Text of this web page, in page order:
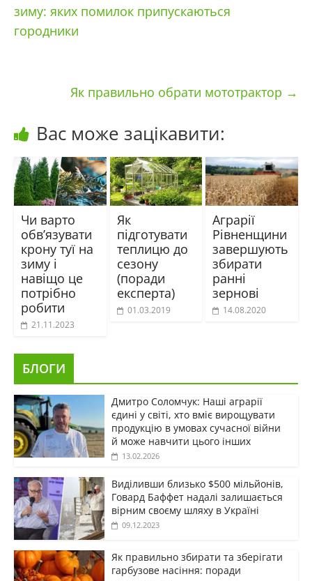
зиму: яких помилок припускаються
городники
Як правильно обрати мототрактор →
Вас може зацікавити:
Чи варто
обв’язувати
крону туї на
зиму і
навіщо це
потрібно
робити
21.11.2023
Як
підготувати
теплицю до
сезону
(поради
експерта)
01.03.2019
Аграрії
Рівненщини
завершують
збирати
ранні
зернові
14.08.2020
БЛОГИ
Дмитро Соломчук: Наші аграрії
єдині у світі, хто вміє вирощувати
продукцію в умовах сучасної війни
й може навчити цього інших
13.02.2026
Виділивши близько $500 мільйонів,
Говард Баффет надалі залишається
вірним своєму шляху в Україні
09.12.2023
Як правильно збирати та зберігати
гарбузове насіння: поради